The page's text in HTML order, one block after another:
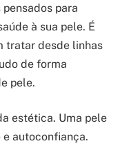
para
à sua pele. É
tratar desde linhas
de forma
pele.
estética. Uma pele
autoconfiança.